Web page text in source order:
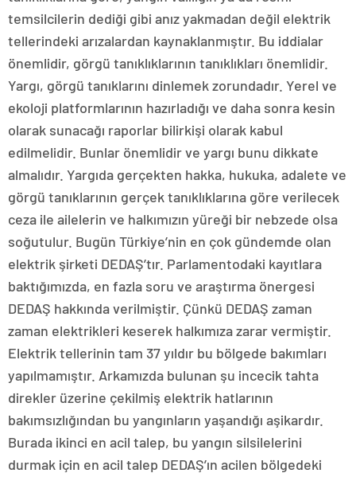
temsilcilerin dediği gibi anız yakmadan değil elektrik
tellerindeki arızalardan kaynaklanmıştır. Bu iddialar
önemlidir, görgü tanıklıklarının tanıklıkları önemlidir.
Yargı, görgü tanıklarını dinlemek zorundadır. Yerel ve
ekoloji platformlarının hazırladığı ve daha sonra kesin
olarak sunacağı raporlar bilirkişi olarak kabul
edilmelidir. Bunlar önemlidir ve yargı bunu dikkate
almalıdır. Yargıda gerçekten hakka, hukuka, adalete ve
görgü tanıklarının gerçek tanıklıklarına göre verilecek
ceza ile ailelerin ve halkımızın yüreği bir nebzede olsa
soğutulur. Bugün Türkiye’nin en çok gündemde olan
elektrik şirketi DEDAŞ’tır. Parlamentodaki kayıtlara
baktığımızda, en fazla soru ve araştırma önergesi
DEDAŞ hakkında verilmiştir. Çünkü DEDAŞ zaman
zaman elektrikleri keserek halkımıza zarar vermiştir.
Elektrik tellerinin tam 37 yıldır bu bölgede bakımları
yapılmamıştır. Arkamızda bulunan şu incecik tahta
direkler üzerine çekilmiş elektrik hatlarının
bakımsızlığından bu yangınların yaşandığı aşikardır.
Burada ikinci en acil talep, bu yangın silsilelerini
durmak için en acil talep DEDAŞ’ın acilen bölgedeki